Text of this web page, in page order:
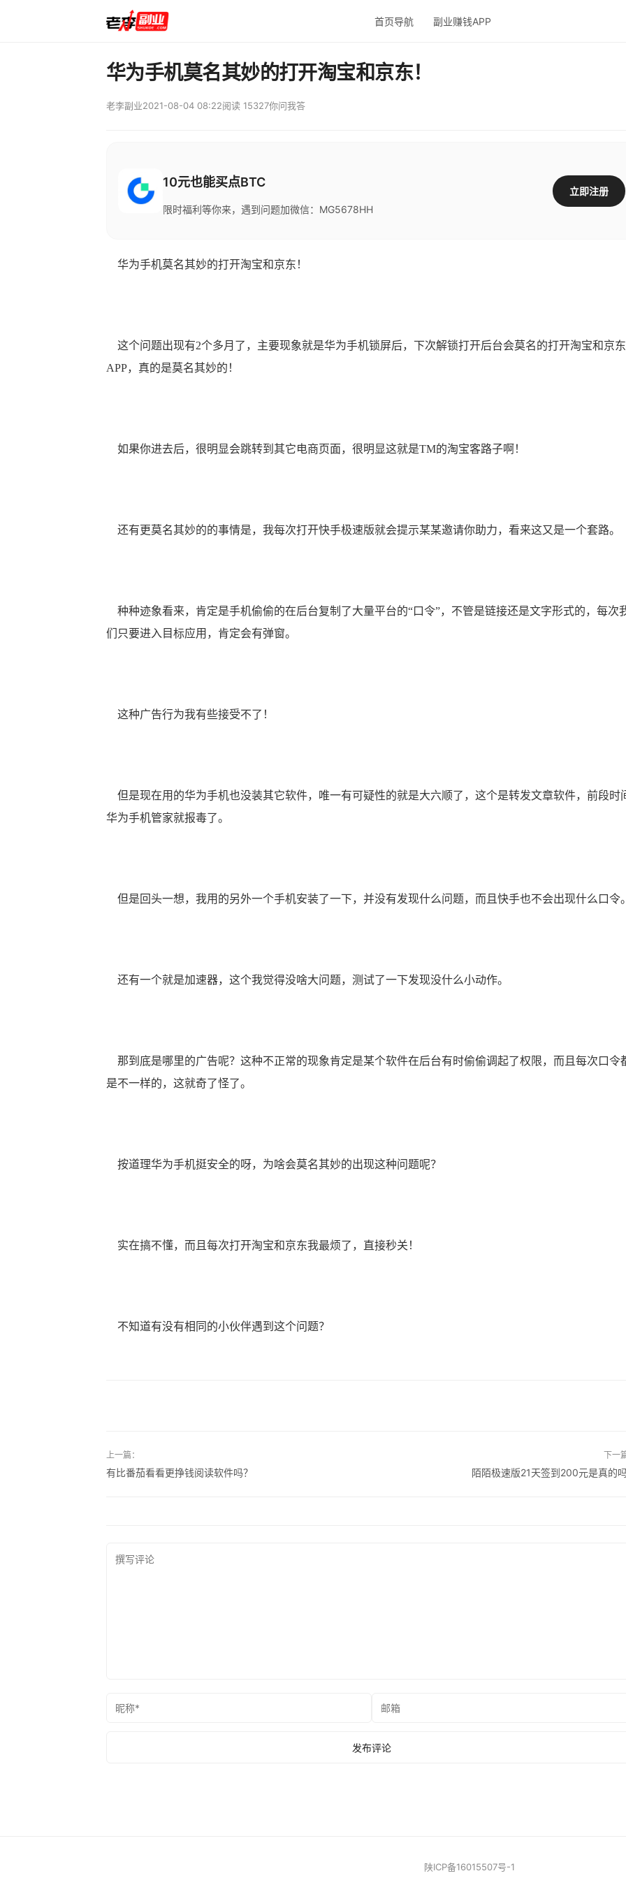
首页导航 副业赚钱APP
华为手机莫名其妙的打开淘宝和京东！
老李副业2021-08-04 08:22阅读 15327你问我答
10元也能买点BTC
限时福利等你来，遇到问题加微信：MG5678HH
立即注册
华为手机莫名其妙的打开淘宝和京东！
这个问题出现有2个多月了，主要现象就是华为手机锁屏后，下次解锁打开后台会莫名的打开淘宝和京东
APP，真的是莫名其妙的！
如果你进去后，很明显会跳转到其它电商页面，很明显这就是TM的淘宝客路子啊！
还有更莫名其妙的的事情是，我每次打开快手极速版就会提示某某邀请你助力，看来这又是一个套路。
种种迹象看来，肯定是手机偷偷的在后台复制了大量平台的“口令”，不管是链接还是文字形式的，每次
们只要进入目标应用，肯定会有弹窗。
这种广告行为我有些接受不了！
但是现在用的华为手机也没装其它软件，唯一有可疑性的就是大六顺了，这个是转发文章软件，前段时
华为手机管家就报毒了。
但是回头一想，我用的另外一个手机安装了一下，并没有发现什么问题，而且快手也不会出现什么口令
还有一个就是加速器，这个我觉得没啥大问题，测试了一下发现没什么小动作。
那到底是哪里的广告呢？这种不正常的现象肯定是某个软件在后台有时偷偷调起了权限，而且每次口令
是不一样的，这就奇了怪了。
按道理华为手机挺安全的呀，为啥会莫名其妙的出现这种问题呢？
实在搞不懂，而且每次打开淘宝和京东我最烦了，直接秒关！
不知道有没有相同的小伙伴遇到这个问题？
上一篇：
有比番茄看看更挣钱阅读软件吗？
下一
陌陌极速版21天签到200元是真的
陕ICP备16015507号-1